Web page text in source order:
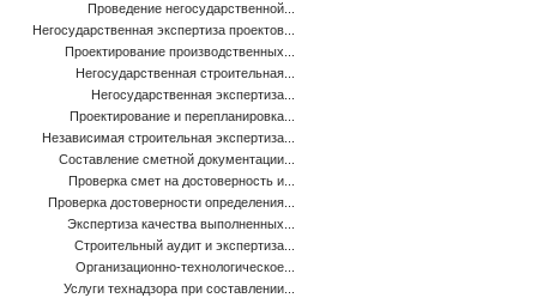
Проведение негосударственной...
Негосударственная экспертиза проектов...
Проектирование производственных...
Негосударственная строительная...
Негосударственная экспертиза...
Проектирование и перепланировка...
Независимая строительная экспертиза...
Составление сметной документации...
Проверка смет на достоверность и...
Проверка достоверности определения...
Экспертиза качества выполненных...
Строительный аудит и экспертиза...
Организационно-технологическое...
Услуги технадзора при составлении...